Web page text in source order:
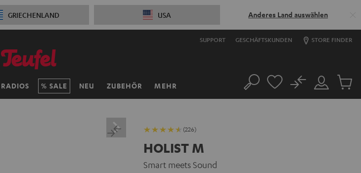
GRIECHENLAND USA Anderes Land auswählen
SUPPORT GESCHÄFTSKUNDEN STORE FINDER
RADIOS SALE NEU ZUBEHÖR MEHR Suche
Mein
Konto
No
Artikel
(226)
HOLIST M
Smart meets Sound